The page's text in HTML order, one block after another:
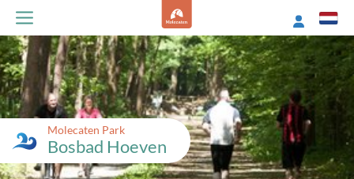
Molecaten Park
Bosbad Hoeven